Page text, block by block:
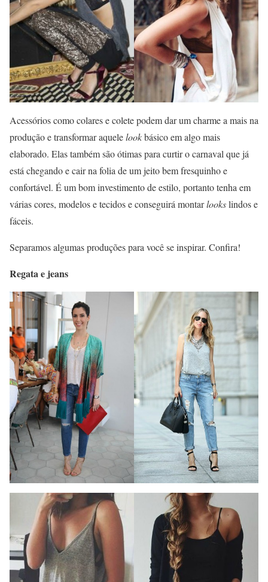
Acessórios como colares e colete podem dar um charme a mais na
produção e transformar aquelelookbásico em algo mais
elaborado. Elas também são ótimas para curtir o carnaval que já
está chegando e cair na folia de um jeito bem fresquinho e
confortável. É um bom investimento de estilo, portanto tenha em
várias cores, modelos e tecidos e conseguirá montarlookslindos e
fáceis.
Separamos algumas produções para você se inspirar. Confira!
Regata e jeans